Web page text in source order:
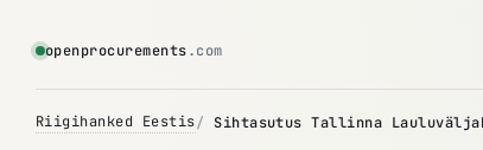
openprocurements.com
Riigihanked Eestis Sihtasutus Tallinna